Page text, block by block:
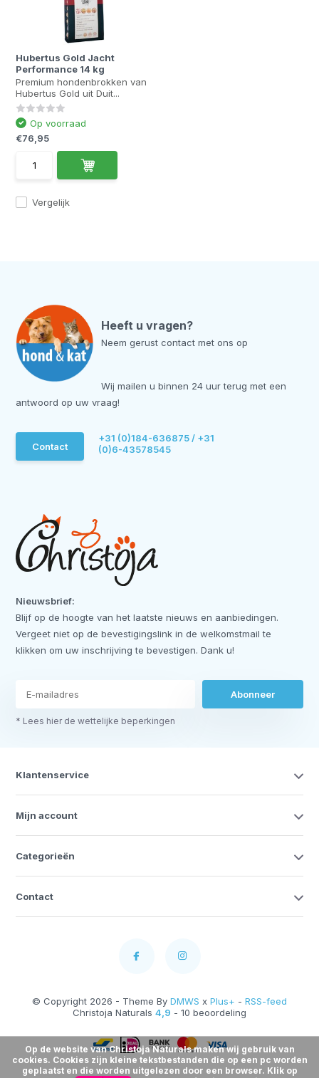
Hubertus Gold Jacht
Performance 14 kg
Premium hondenbrokken van
Hubertus Gold uit Duit...
Vergelijk
Op voorraad
€76,95
Heeft u vragen?
Neem gerust contact met ons op
Wij mailen u binnen 24 uur terug met een
antwoord op uw vraag!
Contact
+31 (0)184-636875 / +31
(0)6-43578545
Nieuwsbrief:
Blijf op de hoogte van het laatste nieuws en aanbiedingen.
Vergeet niet op de bevestigingslink in de welkomstmail te
klikken om uw inschrijving te bevestigen. Dank u!
Abonneer
* Lees hier de wettelijke beperkingen
Klantenservice
Mijn account
Categorieën
Contact
© Copyright 2026 - Theme By DMWS x Plus+ - RSS-feed
Christoja Naturals 4,9 - 10 beoordeling
Op de website van Christoja Naturals maken wij gebruik van
cookies. Cookies zijn kleine tekstbestanden die op een pc worden
geplaatst en die worden uitgelezen door een browser. Klik op